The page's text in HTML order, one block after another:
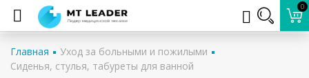
0
Главная
Уход за больными и пожилыми
Сиденья, стулья, табуреты для ванной